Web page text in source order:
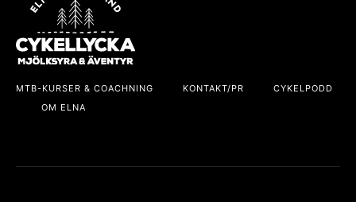
MTB-KURSER & COACHNING KONTAKT/PR
CYKELPODD
OM ELNA